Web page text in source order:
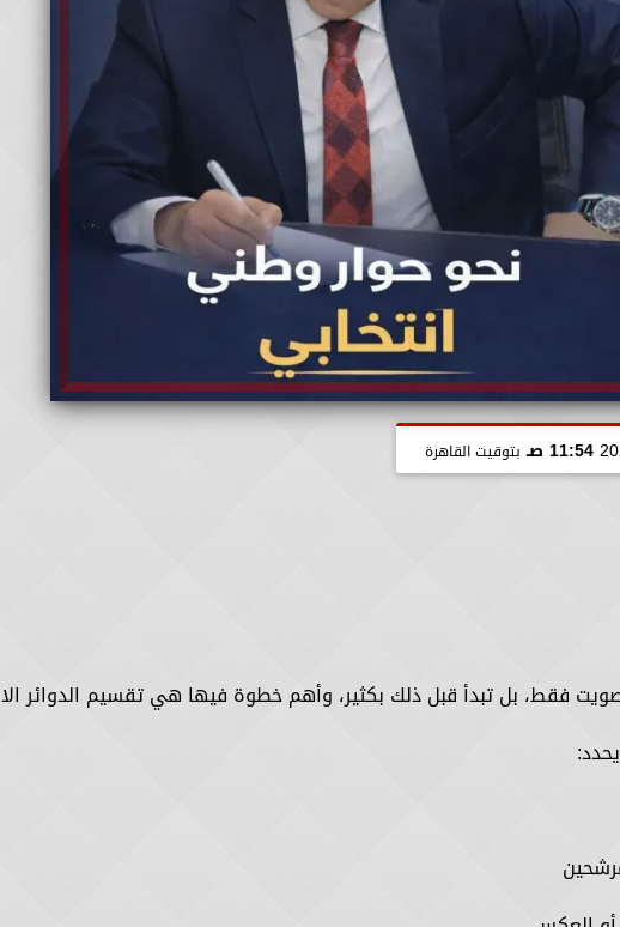
11:54 صـ بتوقيت القاهرة
فقط، بل تبدأ قبل ذلك بكثير، وأهم خطوة فيها هي تقسيم الدوائر